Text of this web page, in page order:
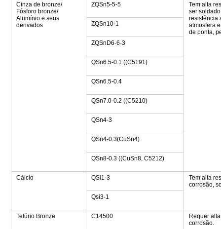
Cinza de bronze/
Fósforo bronze/
Alumínio e seus
derivados
ZQSn5-5-5
Tem alta
ser
resistência
atmosfera
de ponta,
ZQSn10-1
ZQSnD6-6-3
QSn6.5-0.1 ((C5191)
QSn6.5-0.4
QSn7.0-0.2 ((C5210)
QSn4-3
QSn4-0.3(CuSn4)
QSn8-0.3 ((CuSn8, C5212)
Cálcio QSi1-3
Tem alta
corrosão,
Qsi3-1
Telúrio Bronze C14500
Requer
corrosão.